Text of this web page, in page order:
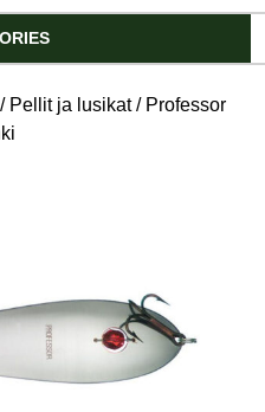
cart
Pellit ja lusikat/ Professor